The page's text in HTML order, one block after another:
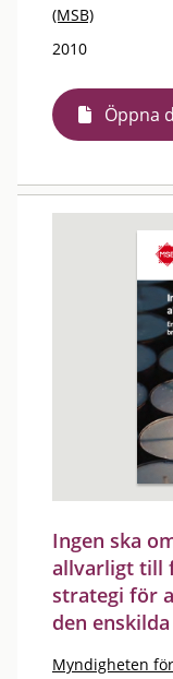
(MSB)
2010
Öppna
Ingen ska
allvarligt till
strategi för
den
Myndigheten